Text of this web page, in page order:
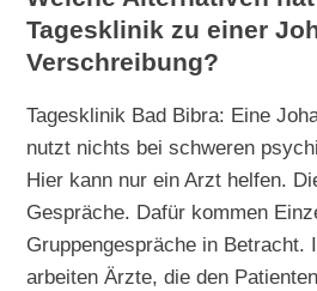
Tagesklinik zu einer
Verschreibung?
Tagesklinik Bad Bibra: Eine
nutzt nichts bei schweren
Hier kann nur ein Arzt helfen.
Gespräche. Dafür kommen
Gruppengespräche in Betracht.
arbeiten Ärzte, die den